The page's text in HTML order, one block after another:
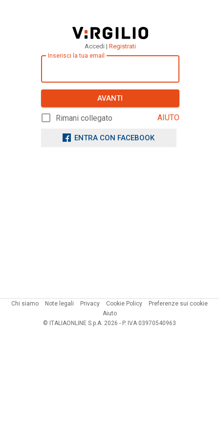
Accedi | Registrati
Inserisci la tua email
AVANTI
Rimani collegato AIUTO
ENTRA CON FACEBOOK
Chi siamo Note legali Privacy Cookie Policy
Preferenze sui cookie
Aiuto
© ITALIAONLINE S.p.A. 2026 - P. IVA 03970540963